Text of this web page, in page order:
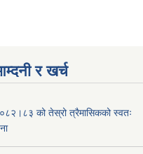
र खर्च
को तेस्रो त्रैमासिकको स्वतः